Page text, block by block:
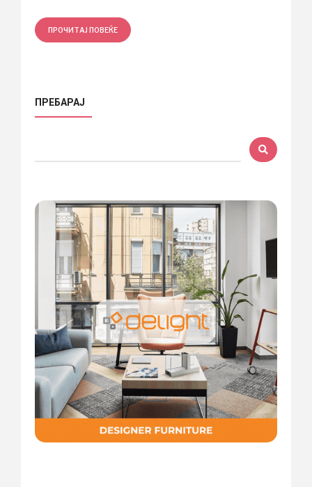
ПРОЧИТАЈ ПОВЕЌЕ
ПРЕБАРАЈ